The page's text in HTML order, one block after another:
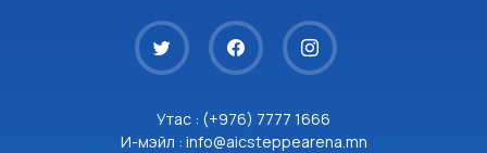
Утас : (+976) 7777 1666
И-мэйл : info@aicsteppearena.mn